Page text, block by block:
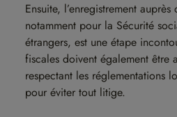
Ensuite, l’enregistrement
notamment pour la Sécurité
étrangers, est une étape
fiscales doivent également être
respectant les réglementations
pour éviter tout litige.